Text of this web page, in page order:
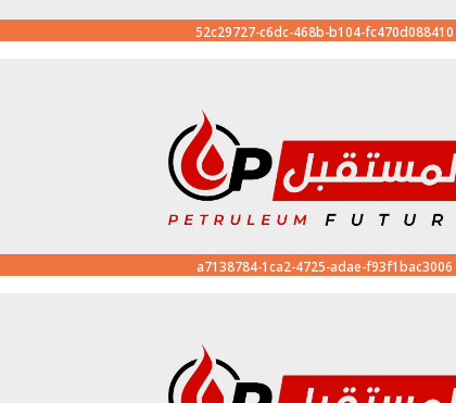
52c29727-c6dc-468b-b104-fc470d088410
a7138784-1ca2-4725-adae-f93f1bac3006